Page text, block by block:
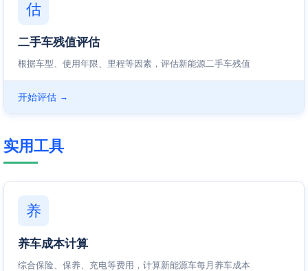
估
二手车残值评估
根据车型、使用年限、里程等因素，评估新能源二手车残值
开始评估 →
实用工具
养
养车成本计算
综合保险、保养、充电等费用，计算新能源车每月养车成本